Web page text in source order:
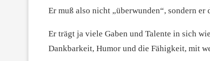
Er muß also nicht „überwunden“, sondern er
Er trägt ja viele Gaben und Talente in sich
Dankbarkeit, Humor und die Fähigkeit, mit